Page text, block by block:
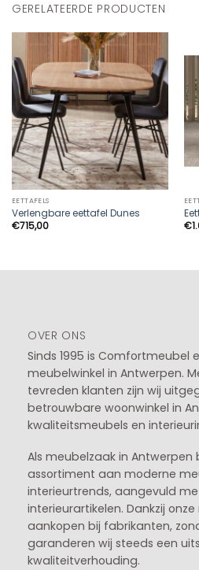
GERELATEERDE PRODUCTEN
EETTAFELS
Verlengbare eettafel Dunes
€715,00
€
OVER ONS
Sinds 1995 is Comfortmeubel
meubelwinkel in Antwerpen.
tevreden klanten zijn wij
betrouwbare woonwinkel in
kwaliteitsmeubels en
Als meubelzaak in Antwerpen
assortiment aan moderne
interieurtrends, aangevuld
interieurartikelen. Dankzij
aankopen bij fabrikanten,
garanderen wij steeds een
kwaliteitverhouding.